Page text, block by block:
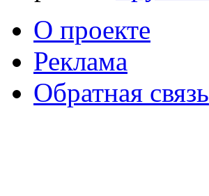
О проекте
Реклама
Обратная связь